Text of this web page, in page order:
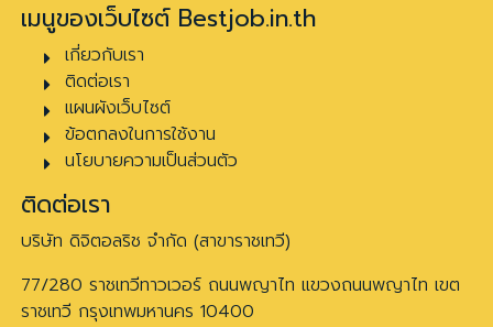
เมนูของเว็บไซต์ Bestjob.in.th
เกี่ยวกับเรา
ติดต่อเรา
แผนผังเว็บไซต์
ข้อตกลงในการใช้งาน
นโยบายความเป็นส่วนตัว
ติดต่อเรา
บริษัท ดิจิตอลริช จำกัด (สาขาราชเทวี)
77/280 ราชเทวีทาวเวอร์ ถนนพญาไท แขวงถนนพญาไท เขต
ราชเทวี กรุงเทพมหานคร 10400